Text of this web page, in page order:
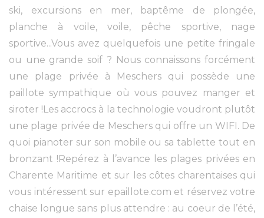
ski, excursions en mer, baptême de plongée,
planche à voile, voile, pêche sportive, nage
sportive...Vous avez quelquefois une petite fringale
ou une grande soif ? Nous connaissons forcément
une plage privée à Meschers qui possède une
paillote sympathique où vous pouvez manger et
siroter !Les accrocs à la technologie voudront plutôt
une plage privée de Meschers qui offre un WIFI. De
quoi pianoter sur son mobile ou sa tablette tout en
bronzant !Repérez à l’avance les plages privées en
Charente Maritime et sur les côtes charentaises qui
vous intéressent sur epaillote.com et réservez votre
chaise longue sans plus attendre : au coeur de l’été,